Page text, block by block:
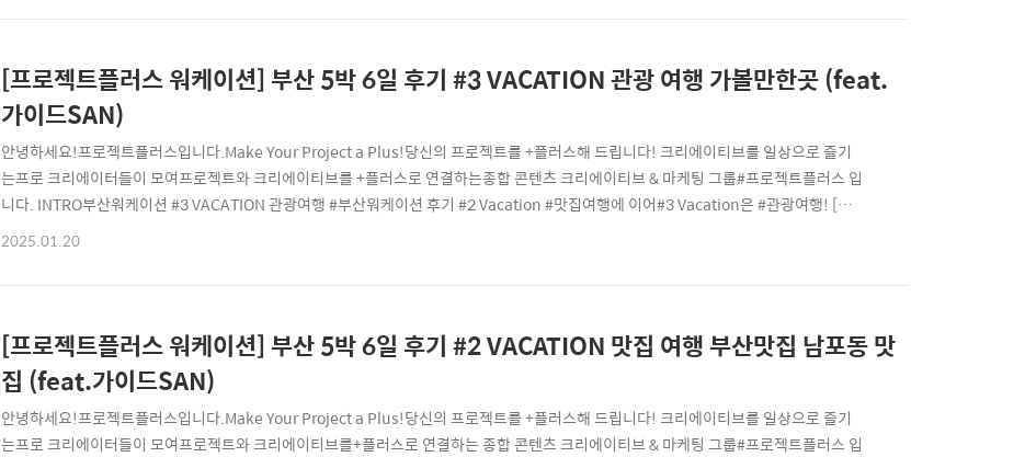
[프로젝트플러스 워케이션] 부산 5박 6일 후기 #3 VACATION 관광 여행 가볼만한곳 (feat.
가이드SAN)
안녕하세요!프로젝트플러스입니다.Make Your Project a Plus!당신의 프로젝트를 +플러스해 드립니다! 크리에이티브를 일상으로 즐기
는프로 크리에이터들이 모여프로젝트와 크리에이티브를 +플러스로 연결하는종합 콘텐츠 크리에이티브 & 마케팅 그룹#프로젝트플러스 입
니다. INTRO부산워케이션 #3 VACATION 관광여행 #부산워케이션 후기 #2 Vacation #맛집여행에 이어#3 Vacation은 #관광여행! [프
로젝트플러스 워케이션] 부산 5박 6일 후기 #2 VACATION 맛집 여행 부산맛집 남포동 맛집 (feat. 가안녕하세요!프로젝트플러스입니
2025.01.20
[프로젝트플러스 워케이션] 부산 5박 6일 후기 #2 VACATION 맛집 여행 부산맛집 남포동 맛
집 (feat.가이드SAN)
안녕하세요!프로젝트플러스입니다.Make Your Project a Plus!당신의 프로젝트를 +플러스해 드립니다! 크리에이티브를 일상으로 즐기
는프로 크리에이터들이 모여프로젝트와 크리에이티브를+플러스로 연결하는 종합 콘텐츠 크리에이티브 & 마케팅 그룹#프로젝트플러스 입